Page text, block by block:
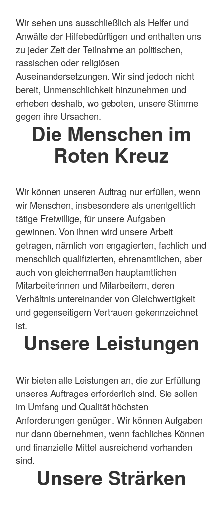
Wir sehen uns ausschließlich als Helfer und
Anwälte der Hilfebedürftigen und enthalten uns
zu jeder Zeit der Teilnahme an politischen,
rassischen oder religiösen
Auseinandersetzungen. Wir sind jedoch nicht
bereit, Unmenschlichkeit hinzunehmen und
erheben deshalb, wo geboten, unsere Stimme
gegen ihre Ursachen.
Die Menschen im
Roten Kreuz
Wir können unseren Auftrag nur erfüllen, wenn
wir Menschen, insbesondere als unentgeltlich
tätige Freiwillige, für unsere Aufgaben
gewinnen. Von ihnen wird unsere Arbeit
getragen, nämlich von engagierten, fachlich und
menschlich qualifizierten, ehrenamtlichen, aber
auch von gleichermaßen hauptamtlichen
Mitarbeiterinnen und Mitarbeitern, deren
Verhältnis untereinander von Gleichwertigkeit
und gegenseitigem Vertrauen gekennzeichnet
ist.
Unsere Leistungen
Wir bieten alle Leistungen an, die zur Erfüllung
unseres Auftrages erforderlich sind. Sie sollen
im Umfang und Qualität höchsten
Anforderungen genügen. Wir können Aufgaben
nur dann übernehmen, wenn fachliches Können
und finanzielle Mittel ausreichend vorhanden
sind.
Unsere Strärken